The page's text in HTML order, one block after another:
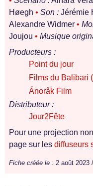
Høegh • Son : Jérémie
Alexandre Widmer •
Joujou • Musique
Producteurs :
Point du jour
Films du Balibari
Ánorâk Film
Distributeur :
Jour2Fête
Pour une projection
page sur les diffuseurs
Fiche créée le : 2 août 2023 /